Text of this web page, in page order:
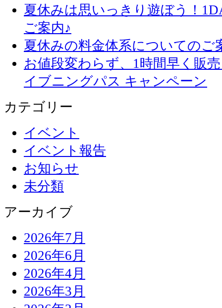
夏休みは思いっきり遊ぼう！
ご案内♪
夏休みの料金体系についてのご
お値段変わらず、1
イブニングパス キャンペーン
カテゴリー
イベント
イベント報告
お知らせ
未分類
アーカイブ
2026年7月
2026年6月
2026年4月
2026年3月